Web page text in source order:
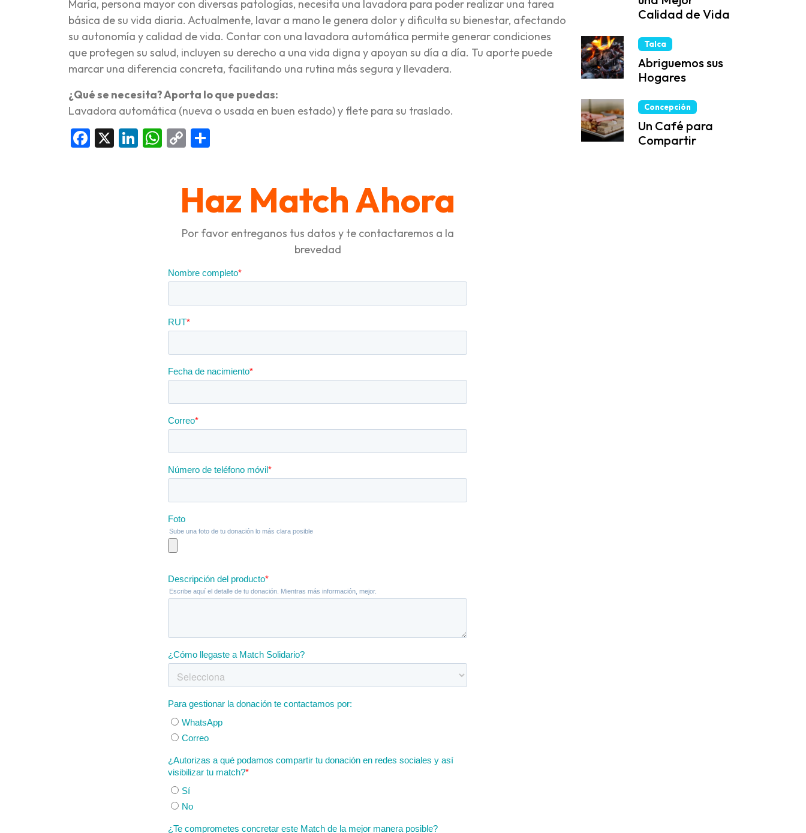
María, persona mayor con diversas patologías, necesita una lavadora para poder realizar una tarea
básica de su vida diaria. Actualmente, lavar a mano le genera dolor y dificulta su bienestar, afectando
su autonomía y calidad de vida. Contar con una lavadora automática permite generar condiciones
que protegen su salud, incluyen su derecho a una vida digna y apoyan su día a día. Tu aporte puede
marcar una diferencia concreta, facilitando una rutina más segura y llevadera.
¿Qué se necesita? Aporta lo que puedas:
Lavadora automática (nueva o usada en buen estado) y flete para su traslado.
Facebook
X LinkedIn
WhatsApp
Copy
Haz Match Ahora
Por favor entreganos tus datos y te contactaremos a la
brevedad
Calidad de Vida
Talca
Abriguemos sus
Hogares
Concepción
Un Café para
Compartir